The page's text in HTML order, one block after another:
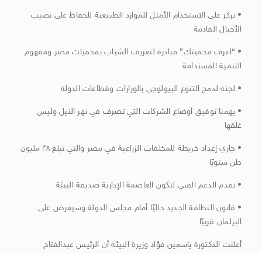
• نركز على الاستخدام الأمثل للموارد الطبيعية للحفاظ على نصيب
الأجيال القادمة
• “اعرف محميتك” مبادرة لتعريف الشباب بمحميات مصر ومفهوم
التنمية المستدامة
• لجنة لدمج التنوع البيولوجي بالوزارات وقطاعات الدولة
• يهمنا توفيق أوضاع الشركات التي تصرف في نهر النيل وليس
غلقها
• جاري إعداد خريطة للمخلفات الزراعية في مصر والتي تبلغ ٣٨ مليون
طن سنويًا
• نقدم الدعم الفني لتكون العاصمة الإدارية صديقة البيئة
• قانون النظافة الجديد حاليًا أمام مجلس الدولة وسيعرض على
البرلمان قريبًا
أعلنت الدكتورة ياسمين فؤاد وزيرة البيئة أن الرئيس عبدالفتاح